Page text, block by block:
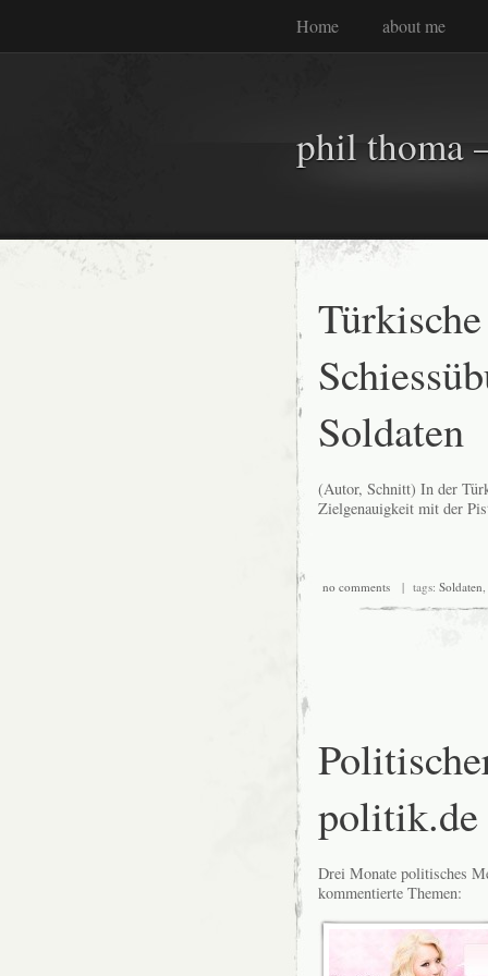
Home about me
phil thoma
Soldaten
(Autor, Schnitt) In der
Zielgenauigkeit mit der
no comments | tags: Soldaten
politik.de
Drei Monate politisches
kommentierte Themen: